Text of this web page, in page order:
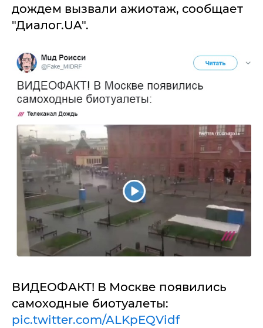
дождем вызвали ажиотаж, сообщает
"Диалог.UA".
ВИДЕОФАКТ! В Москве появились
самоходные биотуалеты:
pic.twitter.com/ALKpEQVidf